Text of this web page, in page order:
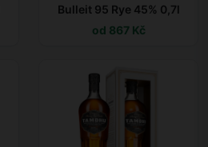
Bulleit 95 Rye 45% 0,7l
od 867 Kč